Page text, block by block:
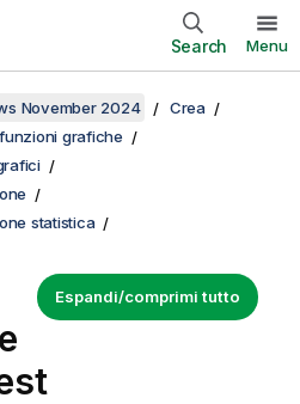
Search Menu
November 2024
Crea
grafiche
statistica
Espandi/comprimi tutto